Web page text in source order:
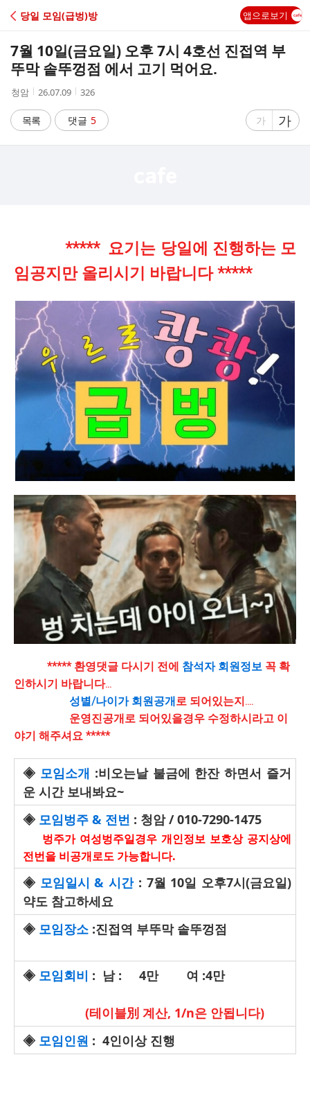
C
A
당일 모임(급벙)방 앱으로보기
7월 10일(금요일) 오후 7시 4호선 진접역 부
뚜막 솥뚜껑점 에서 고기 먹어요.
작
자
청암
작
시
간
26.07.09
조
수
326
목록 댓글 5
글
가
글
자
가
***** 요기는 당일에 진행하는 모
임공지만 올리시기 바랍니다 *****
***** 환영댓글 다시기 전에 참석자 회원정보 꼭 확
인하시기 바랍니다...
성별/나이가 회원공개로 되어있는지....
운영진공개로 되어있을경우 수정하시라고 이
야기 해주셔요 *****
◈ 모임소개 :비오는날 불금에 한잔 하면서 즐거
운 시간 보내봐요~
◈ 모임벙주 & 전번 : 청암 / 010-7290-1475
벙주가 여성벙주일경우 개인정보 보호상 공지상에
전번을 비공개로도 가능합니다.
◈ 모임일시 & 시간: 7월 10일 오후7시(금요일)
약도 참고하세요
◈ 모임장소 :진접역 부뚜막 솥뚜껑점
◈ 모임회비 : 남 : 4만 여 :4만
(테이블別 계산, 1/n은 안됩니다)
◈ 모임인원 : 4인이상 진행